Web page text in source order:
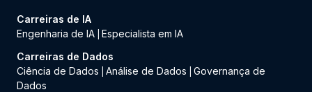
Carreiras de IA
Engenharia de IA Especialista em IA
Carreiras de Dados
Ciência de Dados
Análise de Dados
Governança de
Dados